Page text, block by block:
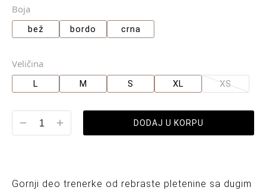
Boja
bež bordo crna
Veličina
L M S XL XS
DODAJ U KORPU
Gornji deo trenerke od rebraste pletenine sa dugim